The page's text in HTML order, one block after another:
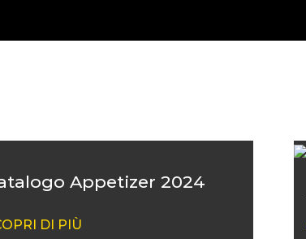
Appetizer 2024
DI PIÙ